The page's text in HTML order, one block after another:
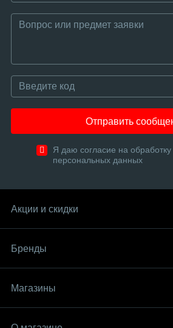
Отправить
Я даю согласие на
персональных данных
Акции и скидки
Бренды
Магазины